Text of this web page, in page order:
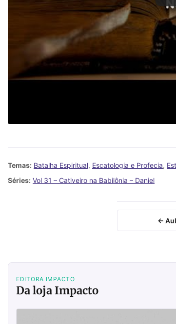
Temas: Batalha Espiritual, Escatologia e Profecia,
Séries: Vol 31 – Cativeiro na Babilônia – Daniel
←
EDITORA IMPACTO
Da loja Impacto